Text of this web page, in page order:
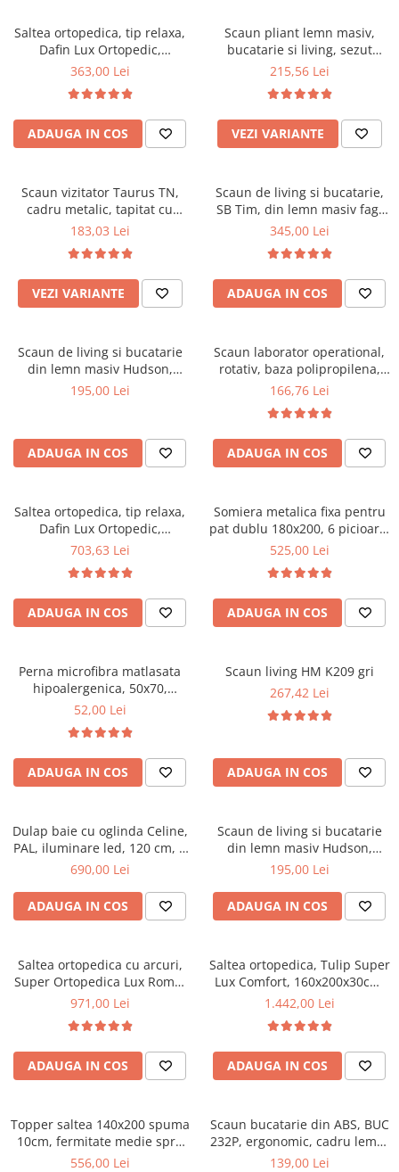
Saltele cu arcuri impachetate
individual
Saltele Memory Pocket
Saltele Memory Foam
Saltele Memory Pocket
Saltele cu plasa arcuri
Saltele cu spuma
Saltele cu spuma poliuretanica
Saltele Latex
Saltele 140x200
Saltele 180x200
Top saltele
Top saltele 5 cm
Top saltele memory 5 cm
Top saltele MemoHR 6.5 cm
Saltele cu plasa de arcuri
Saltele cu spuma
Paturi
Seturi de pat si saltea
Masute de toaleta
Mobilier living
Scaune pentru living
Comode living
Set mese plus scaune
Mobilier birou
Scaune ergonomice
Etajere Birou
Birouri
Scaune pentru birou
Scaune pentru vizitatori
Mobilier bucatarie
Mese bucatarie
Mobila bucatarie
Seturi mese si scaune bucatarie
Mobilier hol
Suporturi si rafturi pantofi
Portmantouri
Seturi mobilier hol
Stender haine
Suport pentru umerase
Cuiere
Mese gradinita
Scaune gradinita
Set mese si scaune gradinita
Mobilier copii
Mobila camera copii
Saltele patuturi copii
Paturi copii
Masa si scaune gradinita
Seturi comode living si dormitor
Scaune birou
Scaune profesionale
Scaune resigilate
Scaune conferinta
Scaune terasa si outdoor
Saltea ortopedica, tip relaxa,
Dafin Lux Ortopedic,
90x200x21cm, fermitate
Bonell, fata vara-iarna, sistem
de aerisire cu butoni, Salt
Confort
363,00 Lei
ADAUGA IN COS
Scaun pliant lemn masiv,
bucatarie si living, sezut
tapitat cu piele ecologica, 100
215,56 Lei
VEZI VARIANTE
Scaun vizitator Taurus TN,
cadru metalic, tapitat cu
stofa, stivuibil, 120 kg, negru
183,03 Lei
VEZI VARIANTE
Scaun de living si bucatarie,
SB Tim, din lemn masiv fag,
tapiterie stofa, lacuit, 120 kg,
345,00 Lei
ADAUGA IN COS
Scaun de living si bucatarie
din lemn masiv Hudson,
tapiterie stofa,100 kg,
195,00 Lei
ADAUGA IN COS
Scaun laborator operational,
rotativ, baza polipropilena,
piele ecologica, inaltime
166,76 Lei
ADAUGA IN COS
Saltea ortopedica, tip relaxa,
Dafin Lux Ortopedic,
160x200x21cm, fermitate
Bonell, fata vara-iarna, sistem
de aerisire cu butoni, Salt
Confort
703,63 Lei
ADAUGA IN COS
Somiera metalica fixa pentru
pat dublu 180x200, 6 picioare,
32 lamele lemn fag, benzi
negru
525,00 Lei
ADAUGA IN COS
Perna microfibra matlasata
hipoalergenica, 50x70,
umplutura bilute siliconizate,
52,00 Lei
ADAUGA IN COS
Scaun living HM K209 gri
267,42 Lei
ADAUGA IN COS
Dulap baie cu oglinda Celine,
PAL, iluminare led, 120 cm, 3
usi, 3 rafturi, soft close, alb
690,00 Lei
ADAUGA IN COS
Scaun de living si bucatarie
din lemn masiv Hudson,
tapiterie stofa,100 kg,
195,00 Lei
ADAUGA IN COS
Saltea ortopedica cu arcuri,
Super Ortopedica Lux Roma,
160x200x23cm, fermitate tare,
vara-iarna, sistem aerisire
perimetral, Saltex
971,00 Lei
ADAUGA IN COS
Saltea ortopedica, Tulip Super
Lux Comfort, 160x200x30cm,
fermitate tare, cu plasa de
aerisire banda Spaceair,
Saltsib
1.442,00 Lei
ADAUGA IN COS
Topper saltea 140x200 spuma
10cm, fermitate medie spre
tare, spuma poliuretanica,
556,00 Lei
Scaun bucatarie din ABS, BUC
232P, ergonomic, cadru lemn,
100 kg
139,00 Lei